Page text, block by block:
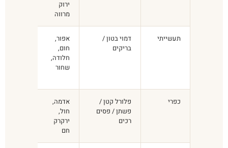
ירוק
מרווה
תעשייתי
דמוי בטון /
בריקים
אפור,
חום,
חלודה,
שחור
כפרי
פלורל קטן /
פשתן / פסים
רכים
אדמה,
חול,
ירקרק
חם